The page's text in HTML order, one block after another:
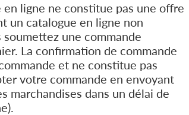
ligne ne constitue pas une offre
un catalogue en ligne non
une commande
La confirmation de commande
et ne constitue pas
votre commande en envoyant
marchandises dans un délai de